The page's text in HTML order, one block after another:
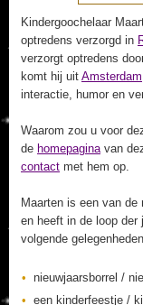
Kindergoochelaar
optredens verzorgd in
verzorgt optredens
komt hij uit Amsterdam
interactie, humor en
Waarom zou u voor
de homepaginavan
contact met hem op.
Maarten is een van de
en heeft in de loop der
volgende
nieuwjaarsborrel /
een kinderfeestje /